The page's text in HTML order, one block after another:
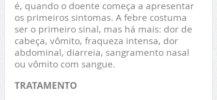
é, quando o doente começa a apresentar
os primeiros sintomas. A febre costuma
ser o primeiro sinal, mas há mais: dor de
cabeça, vômito, fraqueza intensa, dor
abdominal, diarreia, sangramento nasal
ou vômito com sangue.
TRATAMENTO